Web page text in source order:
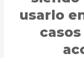
usarlo